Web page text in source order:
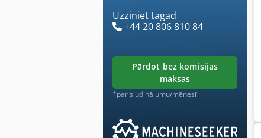
Uzziniet tagad
+44 20 806 810 84
pārdot bez komisijas
maksas
*par sludinājumu/mēnesī